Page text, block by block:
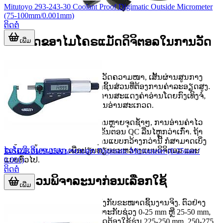
ບົດບາດຂອງໄມໂຄຣແມັດດິຈິຕອລໃນການວັດ
ໄມໂຄຣແມັດປະເພດນີ້ໃຊ້ສຳລັບວັດຄວາມໜາ, ເສັ້ນຜ່ານສູນກາງ
ນອກ ຫຼື ຂະໜາດພາຍນອກຂອງຊິ້ນສ່ວນທີ່ຕ້ອງການຄ່າລະອຽດສູງ.
ຈຸດເດັ່ນຂອງແບບດິຈິຕອລແມ່ນການສະແດງຄ່າອ່ານໂດຍກົງເທິງຈໍ,
ຊ່ວຍຫຼຸດຄວາມຜິດພາດຈາກການອ່ານສະເກວດ.
ໃນສາຍງານທີ່ມີການກວດຊິ້ນງານຫຼາຍຈຸດຊ້ຳໆ, ການອ່ານຄ່າໄວ
ແລະ ສະໝ່ຳເສມແມ່ນຊ່ວຍໃຫ້ຂັ້ນຕອນ QC ລື່ນໄຫຼກວ່າເກົ່າ. ຖ້າ
ຕ້ອງການຮູບແບບວັດມາດຕະຖານແບບກວ້າງກວ່ານີ້ ກໍສາມາດເບິ່ງ
ໄມໂຄມິເຕີພາຍນອກເພື່ອປຽບທຽບຮະຫວ່າງແບບດິຈິຕອລ ແລະ
ແບບທົ່ວໄປ.
ຈຸດທີ່ຄວນພິຈາລະນາກ່ອນເລືອກໃຊ້
ໃຫ້ກົງກັບຂະໜາດຊິ້ນງານຈິງ. ຕົວຢ່າງ
ເຊັ່ນ ງານຂະໜາດນ້ອຍອາດເໝາະກັບຊ່ວງ 0-25 mm ຫຼື 25-50 mm,
Mitutoyo 293-243-30 Coolant Proof Digimatic Outside Micrometer
(75-100mm/0.001mm)
ຕິດຕໍ່
ເພີ່ມ
INSIZE 3109-25A ພາຍນອກ Digimatic Micrometer (0-25mm /
0.001)
ຕິດຕໍ່
ເພີ່ມ